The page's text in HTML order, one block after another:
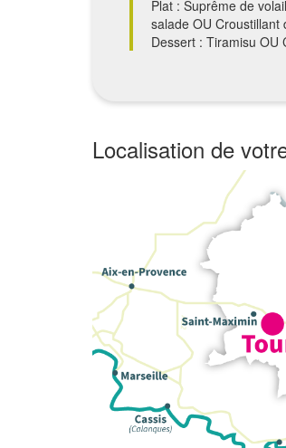
Plat : Suprême de
salade OU
Dessert : Tiramisu OU
Localisation de